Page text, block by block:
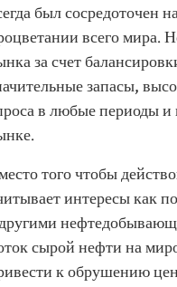
был сосредоточен
всего мира.
за счет
запасы,
в любые периоды
того чтобы
интересы как
сырой нефти на
к обрушению